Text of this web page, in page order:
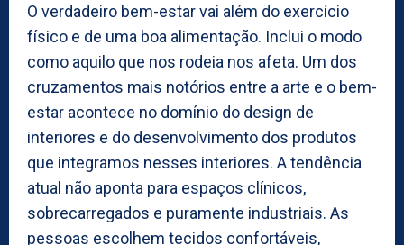
O verdadeiro bem-estar vai além do exercício
físico e de uma boa alimentação. Inclui o modo
como aquilo que nos rodeia nos afeta. Um dos
cruzamentos mais notórios entre a arte e o bem-
estar acontece no domínio do design de
interiores e do desenvolvimento dos produtos
que integramos nesses interiores. A tendência
atual não aponta para espaços clínicos,
sobrecarregados e puramente industriais. As
pessoas escolhem tecidos confortáveis,